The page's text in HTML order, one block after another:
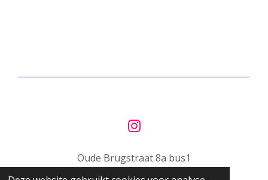
I
s
t
Oude Brugstraat 8a bus1